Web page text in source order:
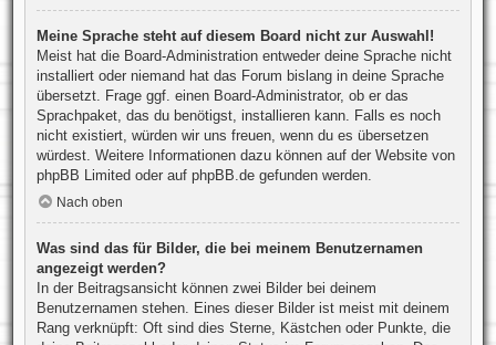
Meine Sprache steht auf diesem Board nicht zur Auswahl!
Meist hat die Board-Administration entweder deine Sprache nicht
installiert oder niemand hat das Forum bislang in deine Sprache
übersetzt. Frage ggf. einen Board-Administrator, ob er das
Sprachpaket, das du benötigst, installieren kann. Falls es noch
nicht existiert, würden wir uns freuen, wenn du es übersetzen
würdest. Weitere Informationen dazu können auf der Website von
phpBB Limited oder auf phpBB.degefunden werden.
Nach oben
Was sind das für Bilder, die bei meinem Benutzernamen
angezeigt werden?
In der Beitragsansicht können zwei Bilder bei deinem
Benutzernamen stehen. Eines dieser Bilder ist meist mit deinem
Rang verknüpft: Oft sind dies Sterne, Kästchen oder Punkte, die